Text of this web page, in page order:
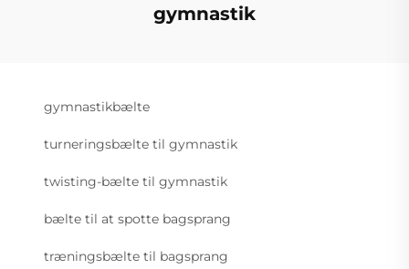
gymnastik
gymnastikbælte
turneringsbælte til gymnastik
twisting-bælte til gymnastik
bælte til at spotte bagsprang
træningsbælte til bagsprang